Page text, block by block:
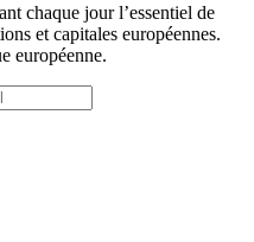
chaque jour l’essentiel de
et capitales européennes.
européenne.